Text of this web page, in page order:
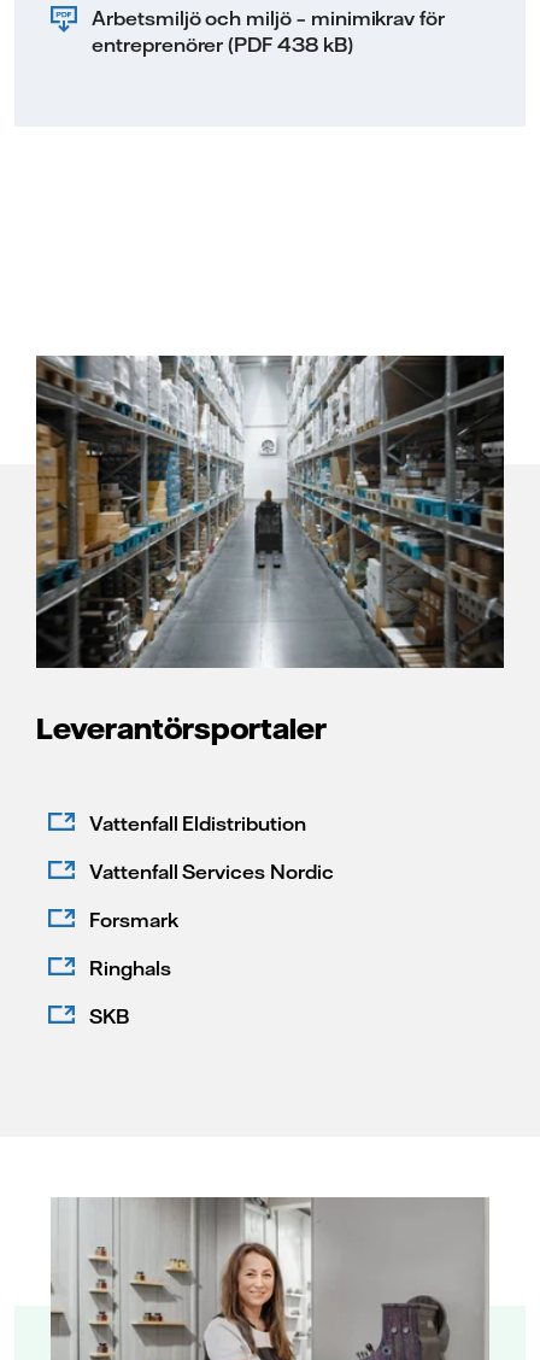
Arbetsmiljö och miljö – minimikrav för
entreprenörer (PDF 438 kB)
Leverantörsportaler
Vattenfall Eldistribution
Vattenfall Services Nordic
Forsmark
Ringhals
SKB